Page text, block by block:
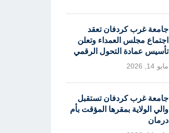
جامعة غرب كردفان تعقد
اجتماع مجلس العمداء وتعلن
تأسيس عمادة التحول الرقمي
مايو 14, 2026
جامعة غرب كردفان تستقبل
والي الولاية بمقرها المؤقت بأم
درمان